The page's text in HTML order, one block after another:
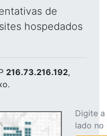
de
hospedados
216.73.216.192,
Digite
lado no